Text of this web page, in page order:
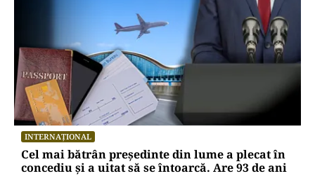
INTERNAȚIONAL
Cel mai bătrân președinte din lume a plecat în
concediu și a uitat să se întoarcă. Are 93 de ani